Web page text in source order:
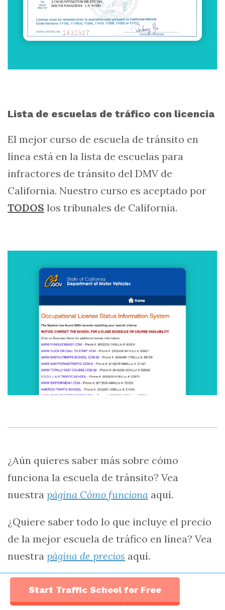
Lista de escuelas de tráfico con licencia
El mejor curso de escuela de tránsito en
línea está en la lista de escuelas para
infractores de tránsito del DMV de
California. Nuestro curso es aceptado por
TODOS los tribunales de California.
¿Aún quieres saber más sobre cómo
funciona la escuela de tránsito? Vea
nuestra página Cómo funciona aquí.
¿Quiere saber todo lo que incluye el precio
de la mejor escuela de tráfico en línea? Vea
nuestra página de precios aquí.
Start Traffic School for Free